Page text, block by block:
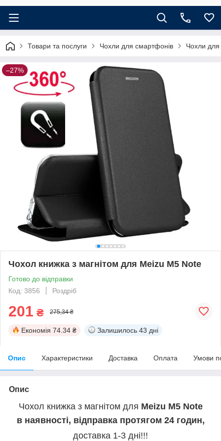
Товари та послуги Чохли для смартфонів Чохли
–27%
Чохол книжка з магнітом для Meizu M5 Note
Готово до відправки
Код: 3856
Роздріб
201 ₴ 275,34 ₴
Економія 74.34 ₴ Залишилось 43 дні
Опис Характеристики Доставка Оплата Умови
Опис
Чохол книжка з магнітом для Meizu M5 Note
в наявності, відправка протягом 24 годин,
доставка 1-3 дні!!!